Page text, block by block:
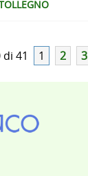
di 41 1 2 3